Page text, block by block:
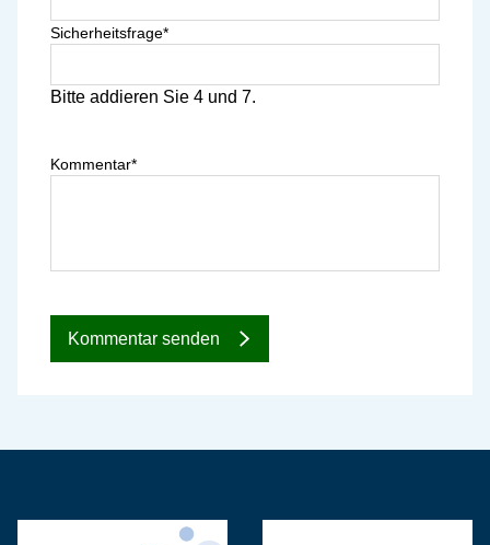
Sicherheitsfrage*
Bitte addieren Sie 4 und 7.
Kommentar*
Kommentar senden